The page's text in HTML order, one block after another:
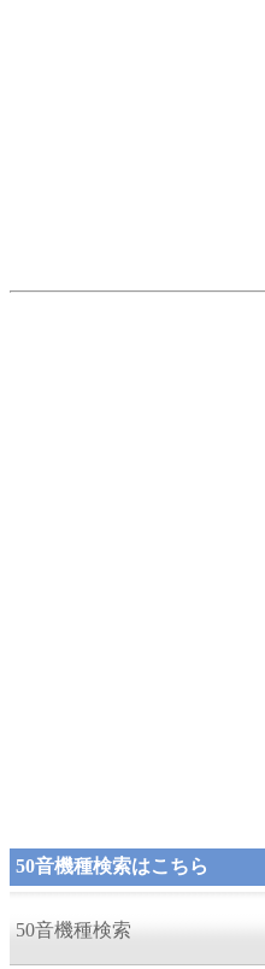
50音機種検索はこちら
50音機種検索